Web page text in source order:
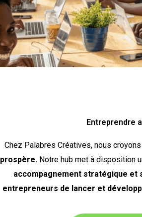
Entreprendre
Chez Palabres Créatives, nous
prospère.Notre hub met à disposition
accompagnement stratégique et
entrepreneurs de lancer et